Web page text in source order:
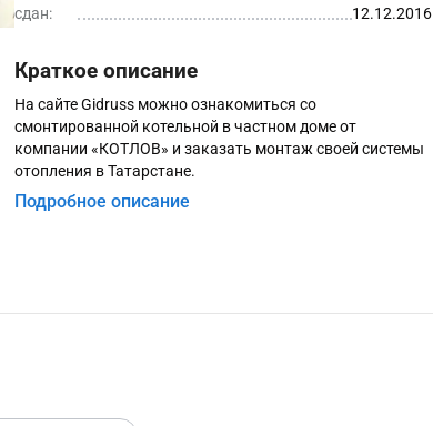
сдан:
12.12.2016
Краткое описание
На сайте Gidruss можно ознакомиться со
смонтированной котельной в частном доме от
компании «КОТЛОВ» и заказать монтаж своей системы
отопления в Татарстане.
Подробное описание